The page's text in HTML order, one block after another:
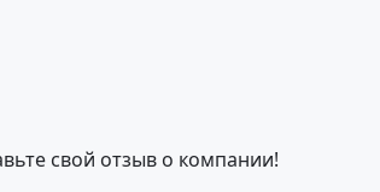
свой отзыв о компании!